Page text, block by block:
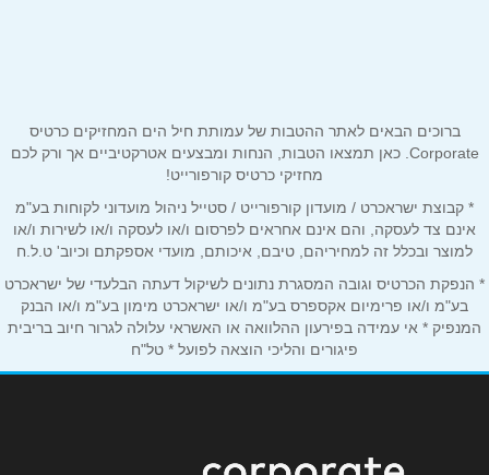
טלפון*
אנא חזרו אלי בקשר ל...
ברוכים הבאים לאתר ההטבות של עמותת חיל הים המחזיקים כרטיס
Corporate. כאן תמצאו הטבות, הנחות ומבצעים אטרקטיביים אך ורק לכם
מחזיקי כרטיס קורפורייט!
* קבוצת ישראכרט / מועדון קורפורייט / סטייל ניהול מועדוני לקוחות בע"מ
אינם צד לעסקה, והם אינם אחראים לפרסום ו/או לעסקה ו/או לשירות ו/או
למוצר ובכלל זה למחיריהם, טיבם, איכותם, מועדי אספקתם וכיוב' ט.ל.ח
* הנפקת הכרטיס וגובה המסגרת נתונים לשיקול דעתה הבלעדי של ישראכרט
בע"מ ו/או פרימיום אקספרס בע"מ ו/או ישראכרט מימון בע"מ ו/או הבנק
המנפיק * אי עמידה בפירעון ההלוואה או האשראי עלולה לגרור חיוב בריבית
פיגורים והליכי הוצאה לפועל * טל"ח